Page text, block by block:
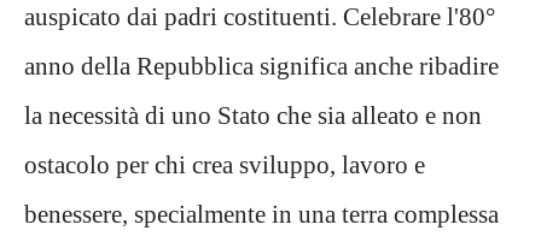
auspicato dai padri costituenti. Celebrare l'80°
anno della Repubblica significa anche ribadire
la necessità di uno Stato che sia alleato e non
ostacolo per chi crea sviluppo, lavoro e
benessere, specialmente in una terra complessa